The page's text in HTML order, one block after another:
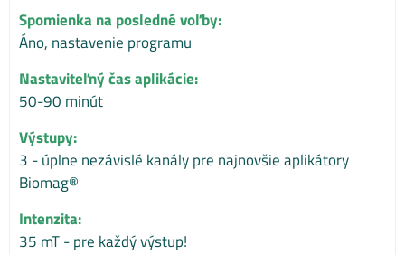
Spomienka na posledné voľby:
Áno, nastavenie programu
Nastaviteľný čas aplikácie:
50-90 minút
Výstupy:
3 - úplne nezávislé kanály pre najnovšie aplikátory
Biomag®
Intenzita:
35 mT - pre každý výstup!